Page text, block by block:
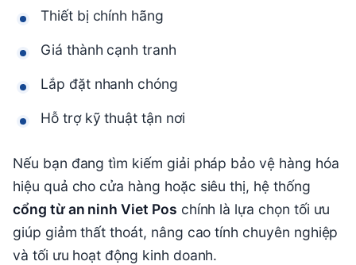
Thiết bị chính hãng
Giá thành cạnh tranh
Lắp đặt nhanh chóng
Hỗ trợ kỹ thuật tận nơi
Nếu bạn đang tìm kiếm giải pháp bảo vệ hàng hóa
hiệu quả cho cửa hàng hoặc siêu thị, hệ thống
cổng từ an ninh Viet Pos chính là lựa chọn tối ưu
giúp giảm thất thoát, nâng cao tính chuyên nghiệp
và tối ưu hoạt động kinh doanh.